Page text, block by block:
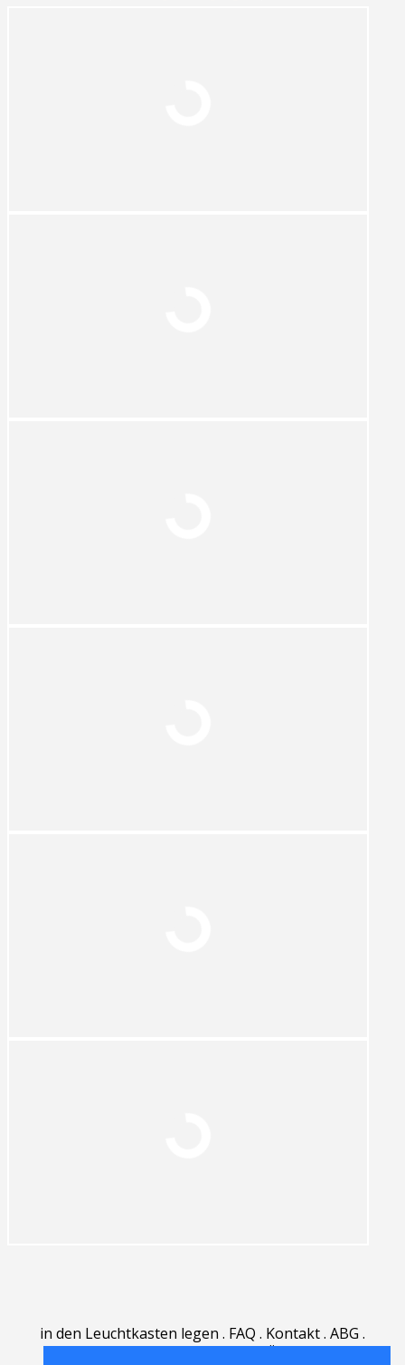
in den Leuchtkasten legen . FAQ . Kontakt. ABG .